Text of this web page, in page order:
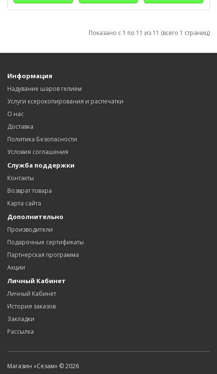
Показано с 1 по 11 из 11 (всего 1 страниц)
Информация
Надувание шаров гелием
Услуги ксерокопирования и распечатки
О нас
Доставка
Политика Безопасности
Условия соглашения
Служба поддержки
Контакты
Возврат товара
Карта сайта
Дополнительно
Производители
Подарочные сертификаты
Партнерская программа
Акции
Личный Кабинет
Личный Кабинет
История заказов
Закладки
Рассылка
Магазин «Сезам» © 2026